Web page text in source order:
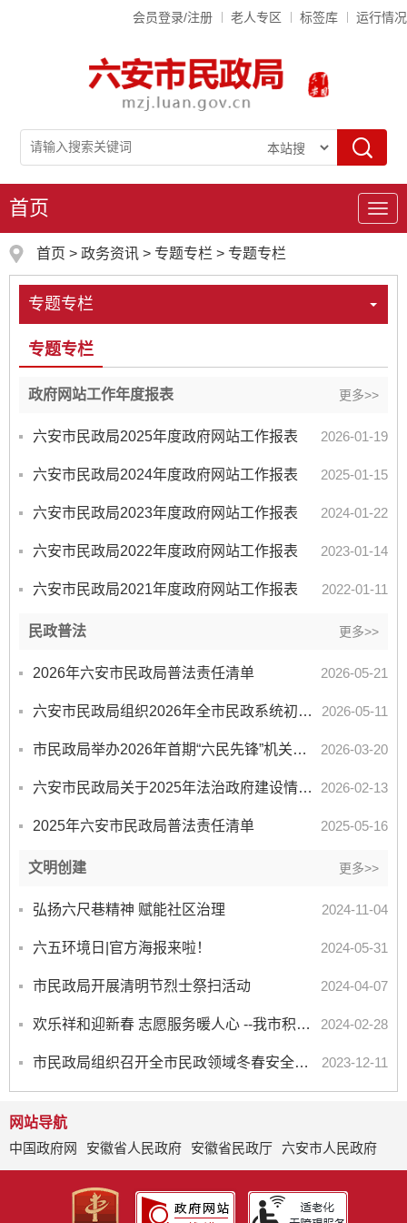
会员登录/注册 老人专区 标签库 运行情况
导
航
首页
首页 > 政务资讯 > 专题专栏 > 专题专栏
专题专栏
专题专栏
政府网站工作年度报表 更多>>
六安市民政局2025年度政府网站工作报表 2026-01-19
六安市民政局2024年度政府网站工作报表 2025-01-15
六安市民政局2023年度政府网站工作报表 2024-01-22
六安市民政局2022年度政府网站工作报表 2023-01-14
六安市民政局2021年度政府网站工作报表 2022-01-11
民政普法 更多>>
2026年六安市民政局普法责任清单 2026-05-21
六安市民政局组织2026年全市民政系统初次申领行政执法证件人员教育培训和行政 执法资格认证专门法律知识... 2026-05-11
市民政局举办2026年首期“六民先锋”机关大讲堂 2026-03-20
六安市民政局关于2025年法治政府建设情况的报告 2026-02-13
2025年六安市民政局普法责任清单 2025-05-16
文明创建 更多>>
弘扬六尺巷精神 赋能社区治理 2024-11-04
六五环境日|官方海报来啦！ 2024-05-31
市民政局开展清明节烈士祭扫活动 2024-04-07
欢乐祥和迎新春 志愿服务暖人心 --我市积极开展春节期间志愿服务活动 2024-02-28
市民政局组织召开全市民政领域冬春安全生产工作会议 2023-12-11
网站导航
中国政府网
安徽省人民政府 安徽省民政厅 六安市人民政府